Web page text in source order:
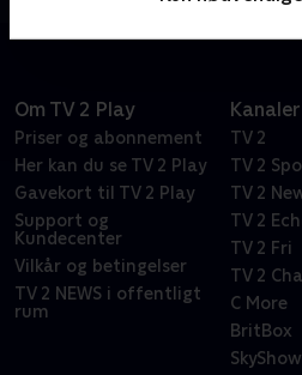
tilfredse!
Om TV 2 Play
Priser og abonnement
Her kan du se TV 2 Play
Gavekort til TV 2 Play
Support og
Kundecenter
Vilkår og betingelser
TV 2 NEWS i offentligt
rum
Kanaler
TV 2
TV 2
TV 2
TV 2
TV 2 Fri
TV 2
C More
BritBox